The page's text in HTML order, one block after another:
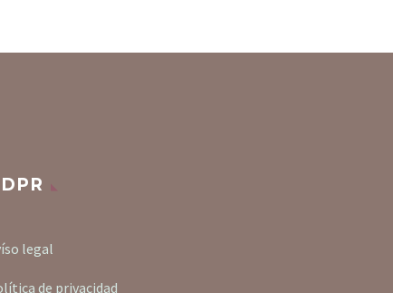
legal
de privacidad